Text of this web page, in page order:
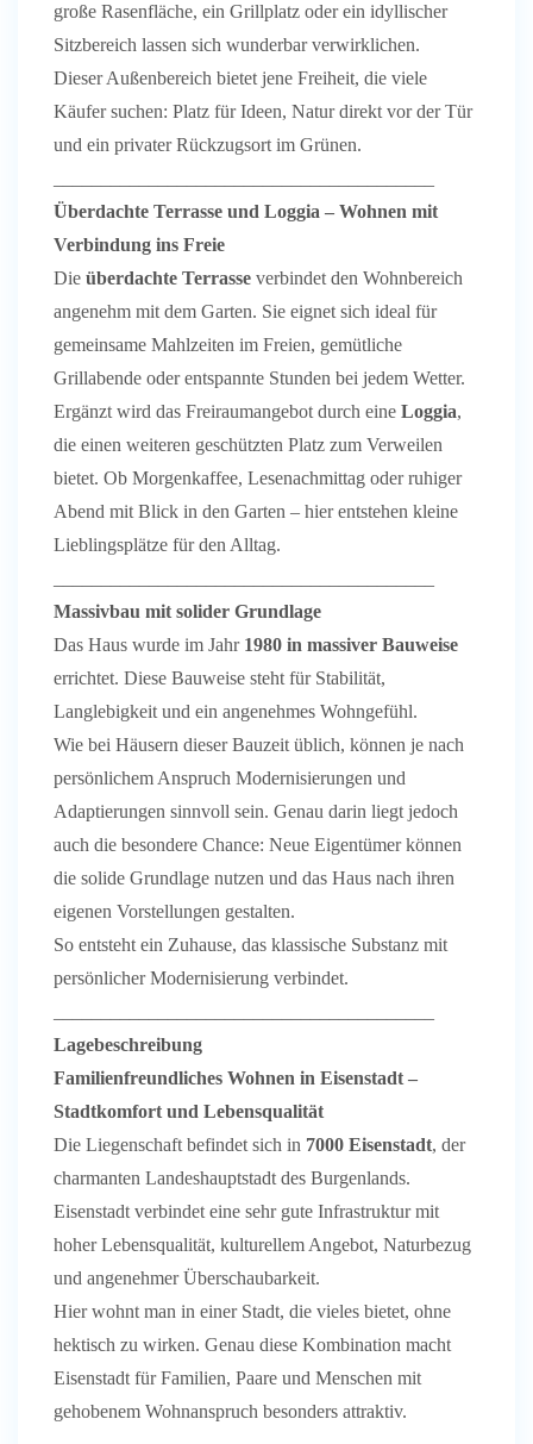
große Rasenfläche, ein Grillplatz oder ein idyllischer
Sitzbereich lassen sich wunderbar verwirklichen.
Dieser Außenbereich bietet jene Freiheit, die viele
Käufer suchen: Platz für Ideen, Natur direkt vor der Tür
und ein privater Rückzugsort im Grünen.
Überdachte Terrasse und Loggia – Wohnen mit
Verbindung ins Freie
Die überdachte Terrasse verbindet den Wohnbereich
angenehm mit dem Garten. Sie eignet sich ideal für
gemeinsame Mahlzeiten im Freien, gemütliche
Grillabende oder entspannte Stunden bei jedem Wetter.
Ergänzt wird das Freiraumangebot durch eine Loggia,
die einen weiteren geschützten Platz zum Verweilen
bietet. Ob Morgenkaffee, Lesenachmittag oder ruhiger
Abend mit Blick in den Garten – hier entstehen kleine
Lieblingsplätze für den Alltag.
Massivbau mit solider Grundlage
Das Haus wurde im Jahr 1980 in massiver Bauweise
errichtet. Diese Bauweise steht für Stabilität,
Langlebigkeit und ein angenehmes Wohngefühl.
Wie bei Häusern dieser Bauzeit üblich, können je nach
persönlichem Anspruch Modernisierungen und
Adaptierungen sinnvoll sein. Genau darin liegt jedoch
auch die besondere Chance: Neue Eigentümer können
die solide Grundlage nutzen und das Haus nach ihren
eigenen Vorstellungen gestalten.
So entsteht ein Zuhause, das klassische Substanz mit
persönlicher Modernisierung verbindet.
Lagebeschreibung
Familienfreundliches Wohnen in Eisenstadt –
Stadtkomfort und Lebensqualität
Die Liegenschaft befindet sich in 7000 Eisenstadt, der
charmanten Landeshauptstadt des Burgenlands.
Eisenstadt verbindet eine sehr gute Infrastruktur mit
hoher Lebensqualität, kulturellem Angebot, Naturbezug
und angenehmer Überschaubarkeit.
Hier wohnt man in einer Stadt, die vieles bietet, ohne
hektisch zu wirken. Genau diese Kombination macht
Eisenstadt für Familien, Paare und Menschen mit
gehobenem Wohnanspruch besonders attraktiv.